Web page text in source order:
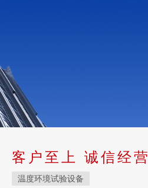
客户至上 诚信经营
温度环境试验设备